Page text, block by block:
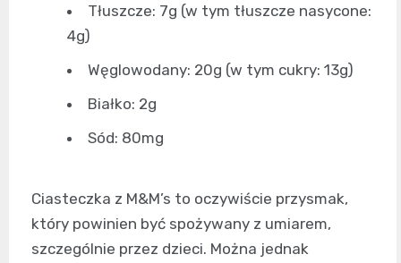
Tłuszcze: 7g (w tym tłuszcze nasycone:
4g)
Węglowodany: 20g (w tym cukry: 13g)
Białko: 2g
Sód: 80mg
Ciasteczka z M&M’s to oczywiście przysmak,
który powinien być spożywany z umiarem,
szczególnie przez dzieci. Można jednak